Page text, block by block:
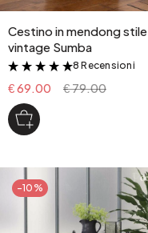
Cestino in mendong stile
vintage Sumba
&
8 Recensioni
€ 69.00 € 79.00
-10%